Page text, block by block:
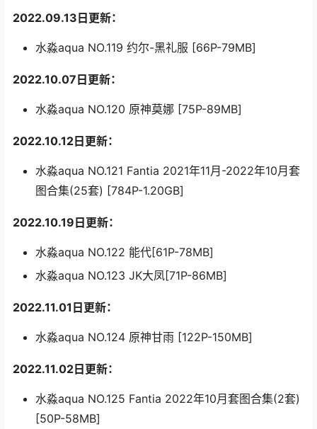
2022.09.13日更新：
水淼aqua NO.119 约尔-黑礼服 [66P-79MB]
2022.10.07日更新：
水淼aqua NO.120 原神莫娜 [75P-89MB]
2022.10.12日更新：
水淼aqua NO.121 Fantia 2021年11月-2022年10月套
图合集(25套) [784P-1.20GB]
2022.10.19日更新：
水淼aqua NO.122 能代[61P-78MB]
水淼aqua NO.123 JK大凤[71P-86MB]
2022.11.01日更新：
水淼aqua NO.124 原神甘雨 [122P-150MB]
2022.11.02日更新：
水淼aqua NO.125 Fantia 2022年10月套图合集(2套)
[50P-58MB]